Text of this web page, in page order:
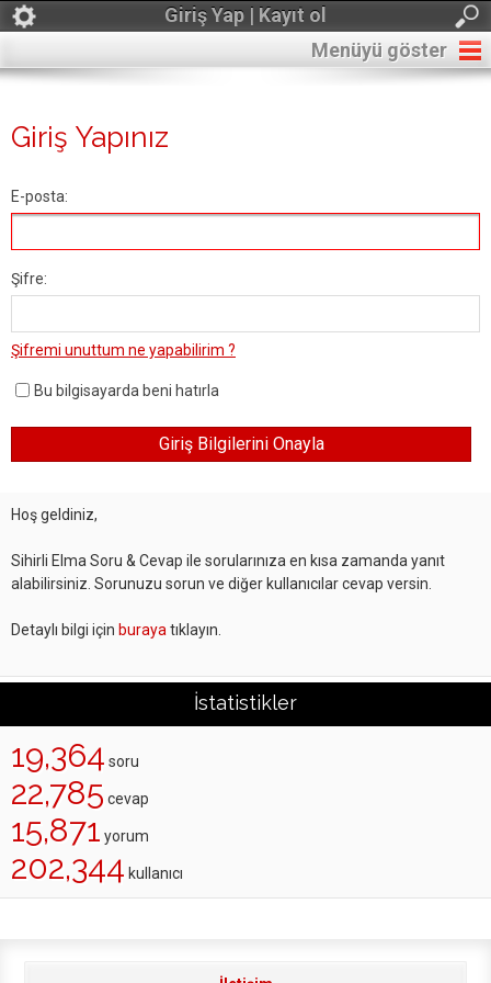
Giriş Yap | Kayıt ol
Menüyü göster
Giriş Yapınız
E-posta:
Şifre:
Şifremi unuttum ne yapabilirim ?
Bu bilgisayarda beni hatırla
Hoş geldiniz,
Sihirli Elma Soru & Cevap ile sorularınıza en kısa zamanda yanıt
alabilirsiniz. Sorunuzu sorun ve diğer kullanıcılar cevap versin.
Detaylı bilgi için buraya tıklayın.
İstatistikler
19,364 soru
22,785 cevap
15,871 yorum
202,344 kullanıcı